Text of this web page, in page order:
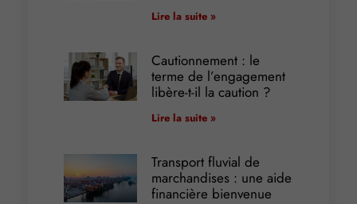
Lire la suite »
Cautionnement : le
terme de l’engagement
libère-t-il la caution ?
Lire la suite »
Transport fluvial de
marchandises : une aide
financière bienvenue